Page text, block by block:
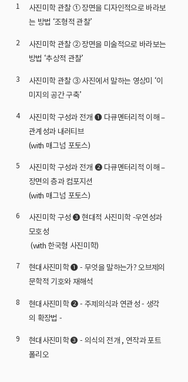
1
사진미학 관찰 ① 장면을 디자인적으로 바라보
는 방법 ‘조형적 관찰’
2
사진미학 관찰 ② 장면을 미술적으로 바라보는
방법 ‘추상적 관찰’
3
사진미학 관찰 ③ 사진에서 말하는 영상미 ‘이
미지의 공간 구축’
4
사진미학 구성과 전개 ❶ 다큐멘터리적 이해 –
관계성과 내러티브
(with 매그넘 포토스)
5
사진미학 구성과 전개 ❷ 다큐멘터리적 이해 –
장면의 층과 컴포지션
(with 매그넘 포토스)
6
사진미학 구성 ❸ 현대적 사진미학 -우연성과
모호성
(with 한국형 사진미학)
7
현대사진미학 ❶ - 무엇을 말하는가? 오브제의
문학적 기호와 재해석
8
현대사진미학 ❷ - 주제의식과 연관성 - 생각
의 확장법 -
9
현대사진미학 ❸ - 의식의 전개 , 연작과 포트
폴리오